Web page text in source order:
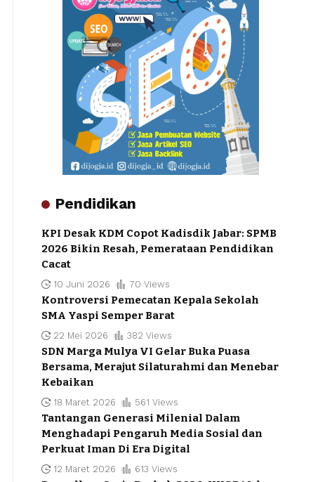
Pendidikan
KPI Desak KDM Copot Kadisdik Jabar: SPMB
2026 Bikin Resah, Pemerataan Pendidikan
Cacat
10 Juni 2026 70 Views
Kontroversi Pemecatan Kepala Sekolah
SMA Yaspi Semper Barat
22 Mei 2026 382 Views
SDN Marga Mulya VI Gelar Buka Puasa
Bersama, Merajut Silaturahmi dan Menebar
Kebaikan
18 Maret 2026 561 Views
Tantangan Generasi Milenial Dalam
Menghadapi Pengaruh Media Sosial dan
Perkuat Iman Di Era Digital
12 Maret 2026 613 Views